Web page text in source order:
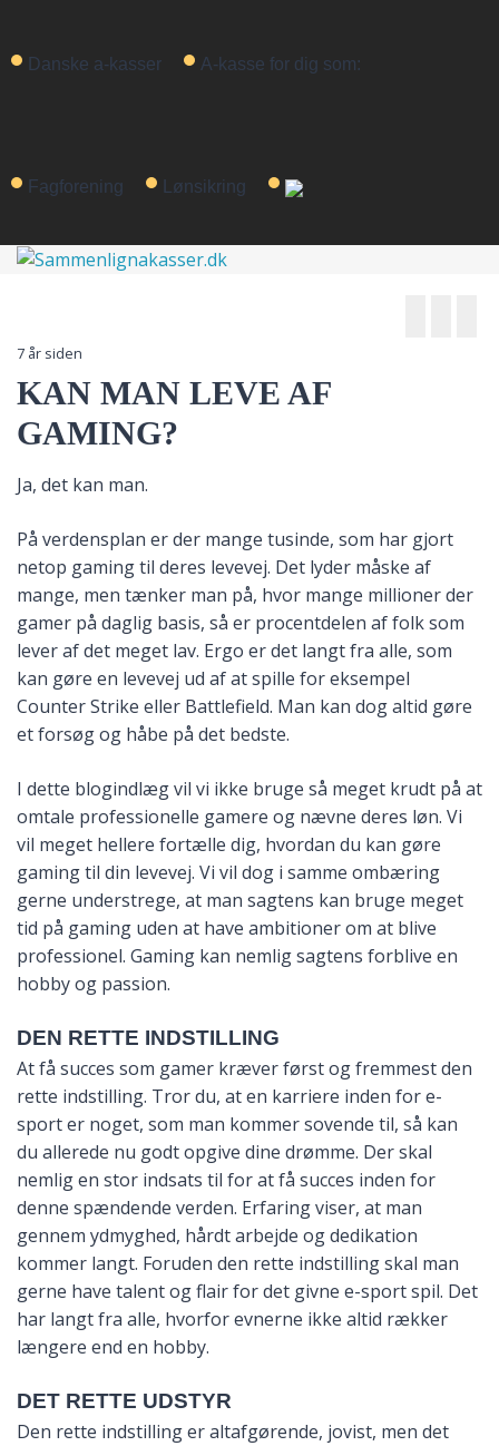
Danske a-kasser A-kasse for dig som:
Fagforening Lønsikring
7 år siden
KAN MAN LEVE AF
GAMING?
Ja, det kan man.
På verdensplan er der mange tusinde, som har gjort
netop gaming til deres levevej. Det lyder måske af
mange, men tænker man på, hvor mange millioner der
gamer på daglig basis, så er procentdelen af folk som
lever af det meget lav. Ergo er det langt fra alle, som
kan gøre en levevej ud af at spille for eksempel
Counter Strike eller Battlefield. Man kan dog altid gøre
et forsøg og håbe på det bedste.
I dette blogindlæg vil vi ikke bruge så meget krudt på at
omtale professionelle gamere og nævne deres løn. Vi
vil meget hellere fortælle dig, hvordan du kan gøre
gaming til din levevej. Vi vil dog i samme ombæring
gerne understrege, at man sagtens kan bruge meget
tid på gaming uden at have ambitioner om at blive
professionel. Gaming kan nemlig sagtens forblive en
hobby og passion.
DEN RETTE INDSTILLING
At få succes som gamer kræver først og fremmest den
rette indstilling. Tror du, at en karriere inden for e-
sport er noget, som man kommer sovende til, så kan
du allerede nu godt opgive dine drømme. Der skal
nemlig en stor indsats til for at få succes inden for
denne spændende verden. Erfaring viser, at man
gennem ydmyghed, hårdt arbejde og dedikation
kommer langt. Foruden den rette indstilling skal man
gerne have talent og flair for det givne e-sport spil. Det
har langt fra alle, hvorfor evnerne ikke altid rækker
længere end en hobby.
DET RETTE UDSTYR
Den rette indstilling er altafgørende, jovist, men det